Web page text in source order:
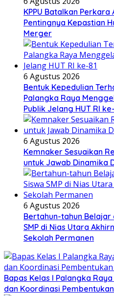
KPPU Batalkan
Pentingnya Kepastian
Merger
6 Agustus 2026
Bentuk Kepedulian
Palangka Raya
Publik Jelang HUT RI
6 Agustus 2026
Kemnaker Sesuaikan
untuk Jawab Dinamika
6 Agustus 2026
Bertahun-tahun Belajar
SMP di Nias Utara
Sekolah Permanen
Bapas Kelas I Palangka
dan Koordinasi